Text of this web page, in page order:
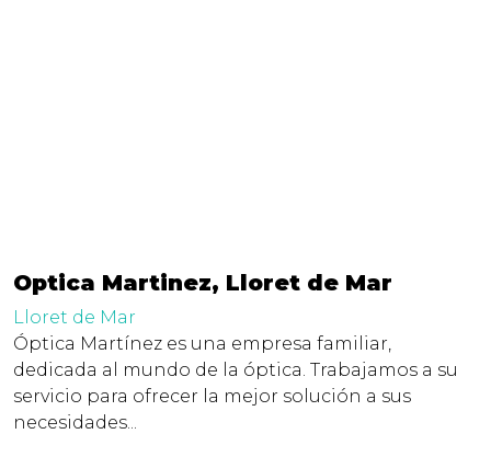
Optica Martinez, Lloret de Mar
Lloret de Mar
Óptica Martínez es una empresa familiar,
dedicada al mundo de la óptica. Trabajamos a su
servicio para ofrecer la mejor solución a sus
necesidades...